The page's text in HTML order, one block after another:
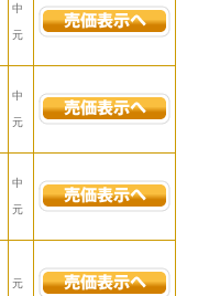
中
元
中
元
中
元
元